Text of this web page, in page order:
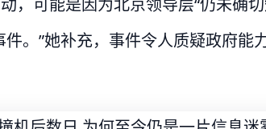
。”她补充，事件令人质疑政府能